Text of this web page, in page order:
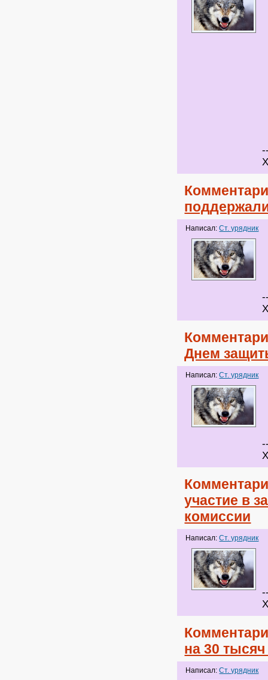
Написал:Ст. урядник
Днем
Написал:Ст. урядник
участие в
комиссии
Написал:Ст. урядник
на 30
Написал:Ст. урядник